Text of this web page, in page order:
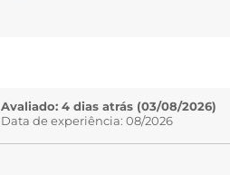
Avaliado: 4 dias atrás (03/08/2026)
Data de experiência: 08/2026